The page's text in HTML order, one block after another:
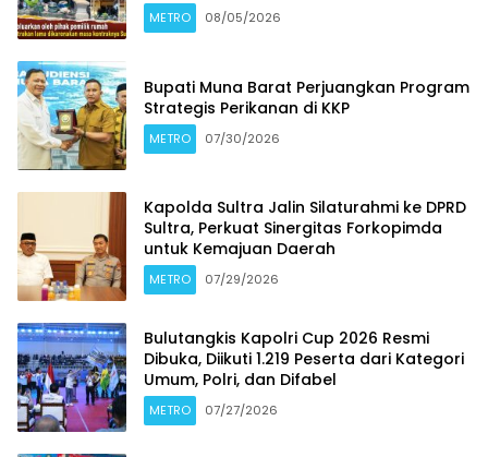
METRO 08/05/2026
Bupati Muna Barat Perjuangkan Program
Strategis Perikanan di KKP
METRO 07/30/2026
Kapolda Sultra Jalin Silaturahmi ke DPRD
Sultra, Perkuat Sinergitas Forkopimda
untuk Kemajuan Daerah
METRO 07/29/2026
Bulutangkis Kapolri Cup 2026 Resmi
Dibuka, Diikuti 1.219 Peserta dari Kategori
Umum, Polri, dan Difabel
METRO 07/27/2026